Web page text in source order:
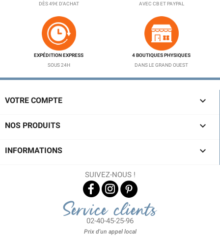
DÈS 49€ D'ACHAT
AVEC CB ET PAYPAL
EXPÉDITION EXPRESS
SOUS 24H
4 BOUTIQUES PHYSIQUES
DANS LE GRAND OUEST
VOTRE COMPTE 
NOS PRODUITS 
INFORMATIONS 
SUIVEZ-NOUS !
Service clients
02-40-45-25-96
Prix d'un appel local